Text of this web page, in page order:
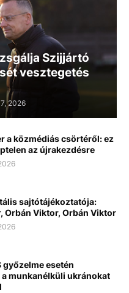
Szijjártó
vesztegetés
2026
a közmédiás csörtéről: ez
az újrakezdésre
sajtótájékoztatója:
Orbán Viktor, Orbán Viktor
győzelme esetén
munkanélküli ukránokat